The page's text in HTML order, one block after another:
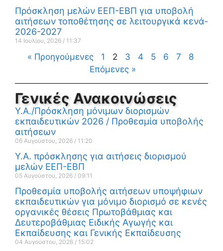
Πρόσκληση μελών ΕΕΠ-ΕΒΠ για υποβολή
αιτήσεων τοποθέτησης σε λειτουργικά κενά-
2026-2027
14 Ιουλίου, 2026 11:37
« Προηγούμενες 1 2 3 4 5 6 7
8
Επόμενες »
Γενικές Ανακοινώσεις
Υ.Α./Πρόσκληση μόνιμων διορισμών
εκπαιδευτικών 2026 / Προθεσμία υποβολής
αιτήσεων
06 Αυγούστου, 2026 11:20
Υ.Α. πρόσκλησης για αιτήσεις διορισμού
μελών ΕΕΠ-ΕΒΠ
05 Αυγούστου, 2026 09:11
Προθεσμία υποβολής αιτήσεων υποψήφιων
εκπαιδευτικών για μόνιμο διορισμό σε κενές
οργανικές θέσεις Πρωτοβάθμιας και
Δευτεροβάθμιας Ειδικής Αγωγής και
Εκπαίδευσης και Γενικής Εκπαίδευσης
04 Αυγούστου, 2026 15:02